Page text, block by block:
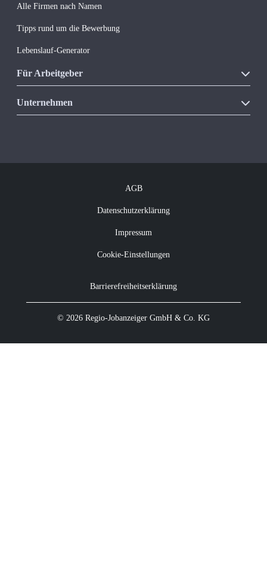
Alle Firmen nach Namen
Tipps rund um die Bewerbung
Lebenslauf-Generator
Für Arbeitgeber
Unsere Produkte
Unternehmen
AGB
Datenschutzerklärung
Impressum
Cookie-Einstellungen
Barrierefreiheitserklärung
© 2026 Regio-Jobanzeiger GmbH & Co. KG